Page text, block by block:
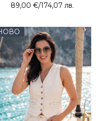
89,00 €/174,07 лв.